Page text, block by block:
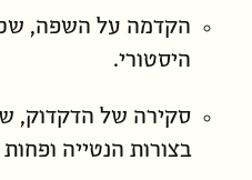
הקדמה על השפה,
היסטורי.
סקירה של הדקדוק,
בצורות הנטייה